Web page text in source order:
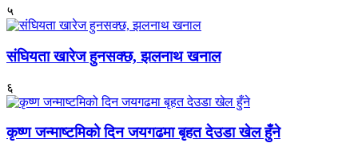
५
संघियता खारेज हुनसक्छ, झलनाथ खनाल
६
कृष्ण जन्माष्टमिको दिन जयगढमा बृहत देउडा खेल हुँने